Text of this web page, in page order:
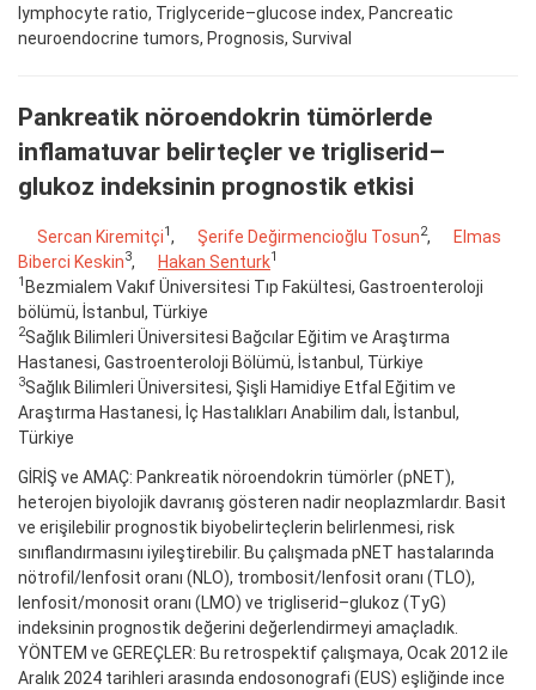
lymphocyte ratio, Triglyceride–glucose index, Pancreatic
neuroendocrine tumors, Prognosis, Survival
Pankreatik nöroendokrin tümörlerde
inflamatuvar belirteçler ve trigliserid–
glukoz indeksinin prognostik etkisi
Sercan Kiremitçi1 , Şerife Değirmencioğlu Tosun2,
Elmas
Biberci Keskin3, Hakan Senturk1
1 Bezmialem Vakıf Üniversitesi Tıp Fakültesi, Gastroenteroloji
bölümü, İstanbul, Türkiye
2Sağlık Bilimleri Üniversitesi Bağcılar Eğitim ve Araştırma
Hastanesi, Gastroenteroloji Bölümü, İstanbul, Türkiye
3Sağlık Bilimleri Üniversitesi, Şişli Hamidiye Etfal Eğitim ve
Araştırma Hastanesi, İç Hastalıkları Anabilim dalı, İstanbul,
Türkiye
GİRİŞ ve AMAÇ: Pankreatik nöroendokrin tümörler (pNET),
heterojen biyolojik davranış gösteren nadir neoplazmlardır. Basit
ve erişilebilir prognostik biyobelirteçlerin belirlenmesi, risk
sınıflandırmasını iyileştirebilir. Bu çalışmada pNET hastalarında
nötrofil/lenfosit oranı (NLO), trombosit/lenfosit oranı (TLO),
lenfosit/monosit oranı (LMO) ve trigliserid–glukoz (TyG)
indeksinin prognostik değerini değerlendirmeyi amaçladık.
YÖNTEM ve GEREÇLER: Bu retrospektif çalışmaya, Ocak 2012 ile
Aralık 2024 tarihleri arasında endosonografi (EUS) eşliğinde ince